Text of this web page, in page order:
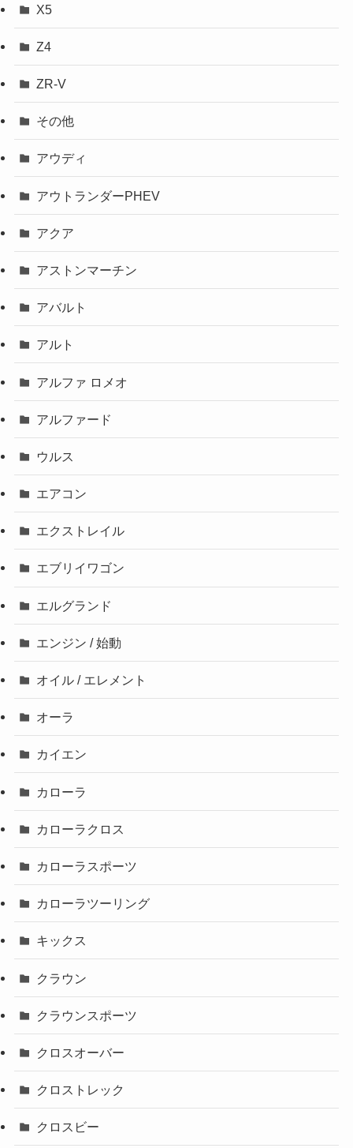
X5
Z4
ZR-V
その他
アウディ
アウトランダーPHEV
アクア
アストンマーチン
アバルト
アルト
アルファ ロメオ
アルファード
ウルス
エアコン
エクストレイル
エブリイワゴン
エルグランド
エンジン / 始動
オイル / エレメント
オーラ
カイエン
カローラ
カローラクロス
カローラスポーツ
カローラツーリング
キックス
クラウン
クラウンスポーツ
クロスオーバー
クロストレック
クロスビー